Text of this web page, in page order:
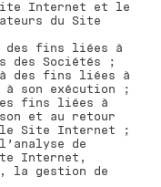
Internet et le
du Site
des fins liées à
des Sociétés ;
à des fins liées à
à son exécution ;
fins liées à
et au retour
le Site Internet ;
de
Internet,
la gestion de